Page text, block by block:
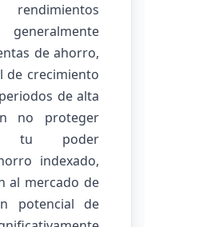
de ahorro,
de crecimiento
de alta
no proteger
tu poder
indexado,
al mercado de
potencial de